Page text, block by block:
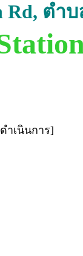
Rd, ตำ
ำเนินการ]